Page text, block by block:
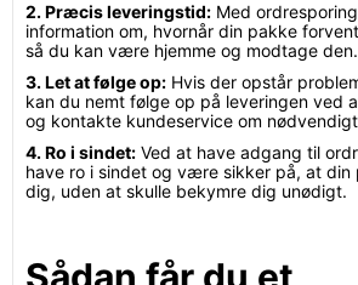
2. Præcis leveringstid: Med
information om, hvornår din pakke
så du kan være hjemme og modtage den.
3. Let at følge op: Hvis der opstår
kan du nemt følge op på leveringen ved
og kontakte kundeservice om
4. Ro i sindet: Ved at have adgang til
have ro i sindet og være sikker på, at din
dig, uden at skulle bekymre dig unødigt.